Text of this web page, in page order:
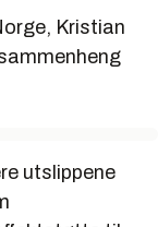
Kristian
utslippene